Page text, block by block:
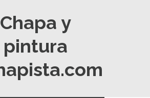
Chapa y
pintura